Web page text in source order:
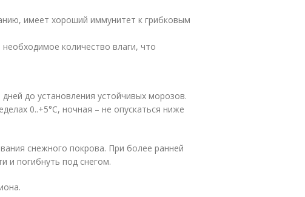
имеет хороший иммунитет к грибковым
количество влаги, что
до установления устойчивых морозов.
0..+5°C, ночная – не опускаться ниже
снежного покрова. При более ранней
и погибнуть под снегом.